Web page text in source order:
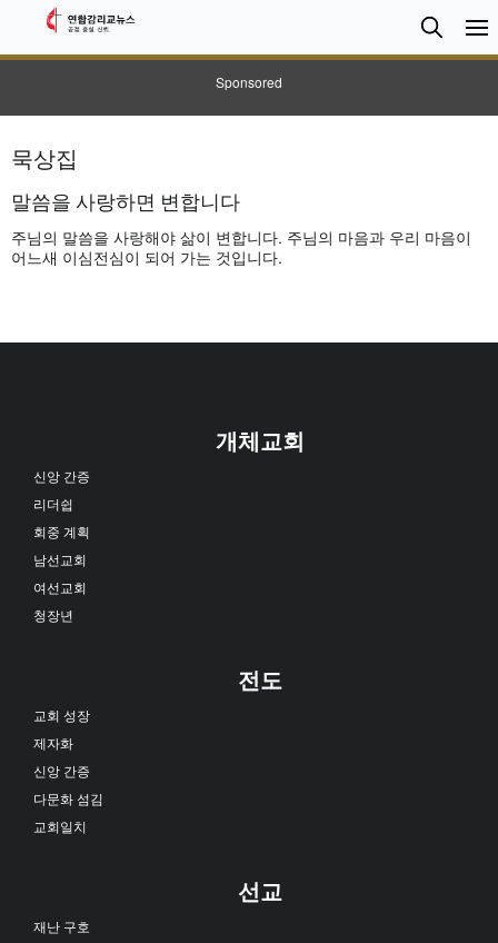
Sponsored
검
색
Search
묵상집
말씀을 사랑하면 변합니다
주님의 말씀을 사랑해야 삶이 변합니다. 주님의 마음과 우리 마음이
어느새 이심전심이 되어 가는 것입니다.
개체교회
신앙 간증
리더쉽
회중 계획
남선교회
여선교회
청장년
전도
교회 성장
제자화
신앙 간증
다문화 섬김
교회일치
선교
재난 구호